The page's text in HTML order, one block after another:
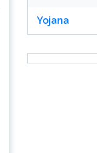
Yojana